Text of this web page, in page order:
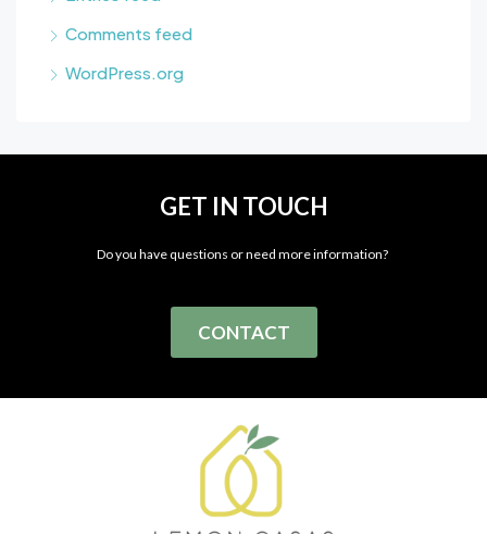
Comments feed
WordPress.org
GET IN TOUCH
Do you have questions or need more information?
CONTACT